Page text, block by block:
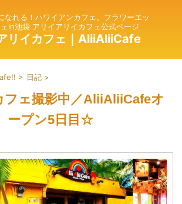
なれる！ハワイアンカフェ。フラワーエッ
in池袋 アリイアリイカフェ公式ページ
リイカフェ｜AliiAliiCafe
> 日記 >
フェ撮影中／AliiAliiCafeオ
ープン5日目☆